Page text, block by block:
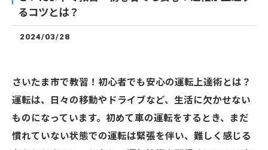
るコツとは？
2024/03/28
さいたま市で教習！初心者でも安心の運転上達術とは？
運転は、日々の移動やドライブなど、生活に欠かせない
ものになっています。初めて車の運転をするとき、まだ
慣れていない状態での運転は緊張を伴い、難しく感じる